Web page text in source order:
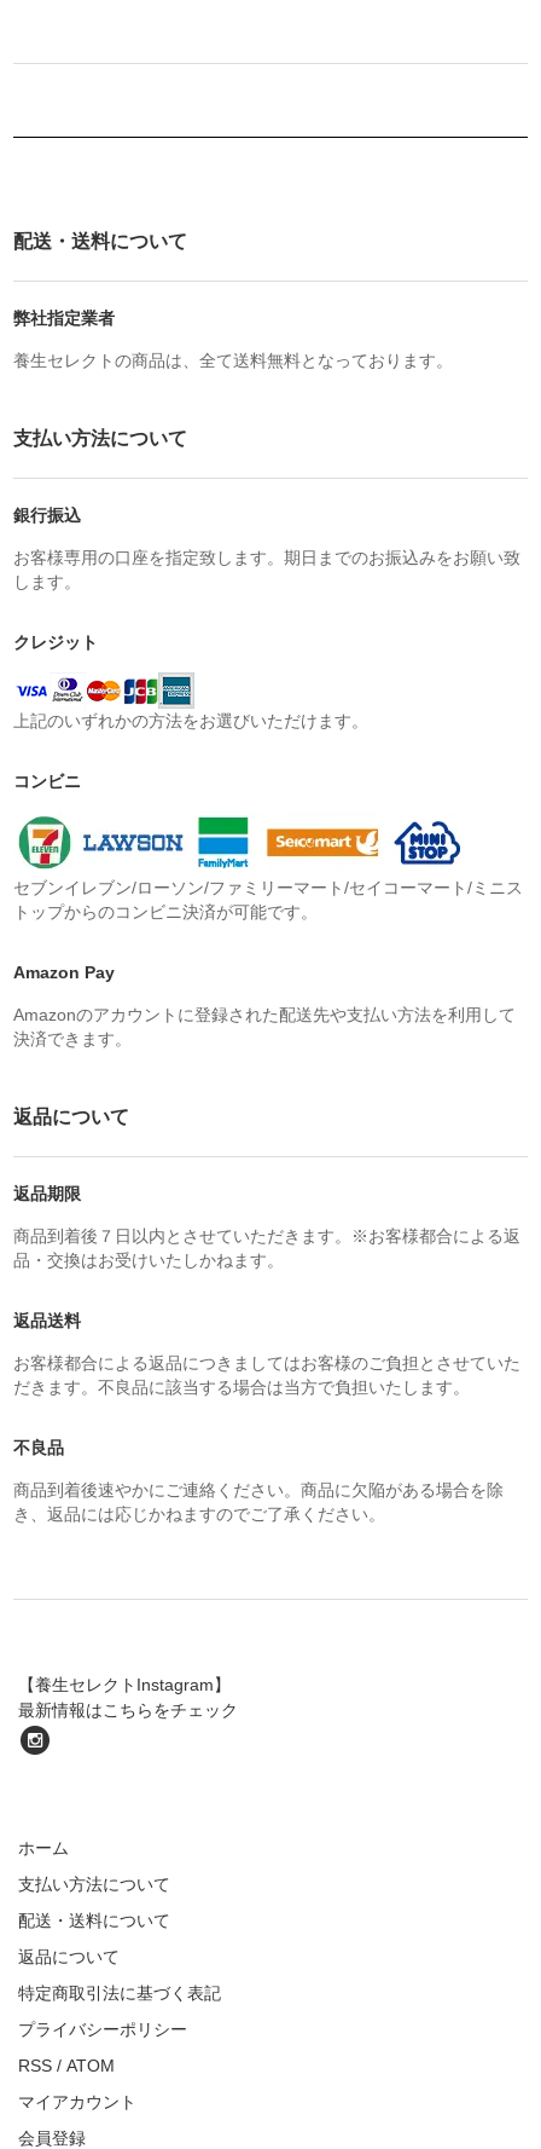
配送・送料について
弊社指定業者
養生セレクトの商品は、全て送料無料となっております。
支払い方法について
銀行振込
お客様専用の口座を指定致します。期日までのお振込みをお願い致
します。
クレジット
上記のいずれかの方法をお選びいただけます。
コンビニ
セブンイレブン/ローソン/ファミリーマート/セイコーマート/ミニス
トップからのコンビニ決済が可能です。
Amazon Pay
Amazonのアカウントに登録された配送先や支払い方法を利用して
決済できます。
返品について
返品期限
商品到着後７日以内とさせていただきます。※お客様都合による返
品・交換はお受けいたしかねます。
返品送料
お客様都合による返品につきましてはお客様のご負担とさせていた
だきます。不良品に該当する場合は当方で負担いたします。
不良品
商品到着後速やかにご連絡ください。商品に欠陥がある場合を除
き、返品には応じかねますのでご了承ください。
【養生セレクトInstagram】
最新情報はこちらをチェック
ホーム
支払い方法について
配送・送料について
返品について
特定商取引法に基づく表記
プライバシーポリシー
RSS /ATOM
マイアカウント
会員登録